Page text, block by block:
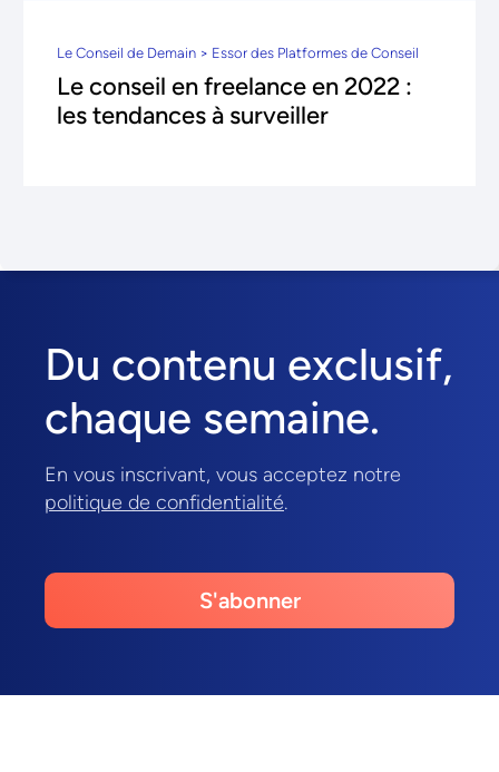
Le Conseil de Demain > Essor des Platformes de Conseil
Le conseil en freelance en 2022 :
les tendances à surveiller
Du contenu exclusif,
chaque semaine.
En vous inscrivant, vous acceptez notre
politique de confidentialité.
S'abonner